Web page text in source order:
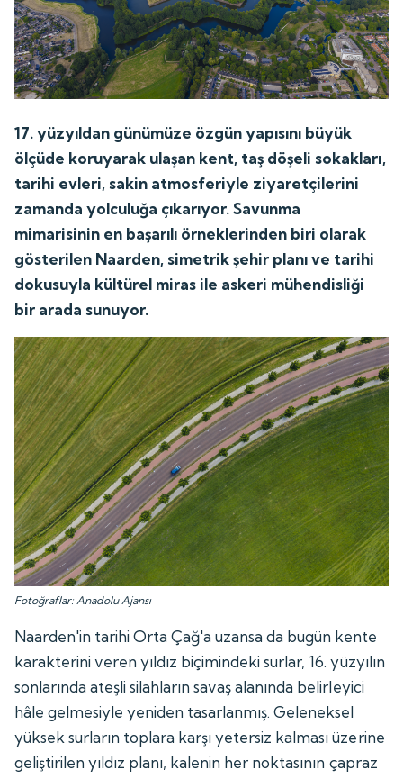
17. yüzyıldan günümüze özgün yapısını büyük
ölçüde koruyarak ulaşan kent, taş döşeli sokakları,
tarihi evleri, sakin atmosferiyle ziyaretçilerini
zamanda yolculuğa çıkarıyor. Savunma
mimarisinin en başarılı örneklerinden biri olarak
gösterilen Naarden, simetrik şehir planı ve tarihi
dokusuyla kültürel miras ile askeri mühendisliği
bir arada sunuyor.
Fotoğraflar: Anadolu Ajansı
Naarden'in tarihi Orta Çağ'a uzansa da bugün kente
karakterini veren yıldız biçimindeki surlar, 16. yüzyılın
sonlarında ateşli silahların savaş alanında belirleyici
hâle gelmesiyle yeniden tasarlanmış. Geleneksel
yüksek surların toplara karşı yetersiz kalması üzerine
geliştirilen yıldız planı, kalenin her noktasının çapraz